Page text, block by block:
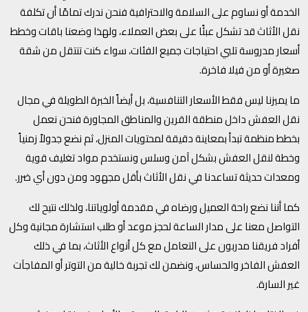
الخدمة أو نساوم على السلامة والاحترافية فنحن ندرك تمامًا أن تكلفة
نقل الأثاث قد تشكل عبئًا على بعض العملاء، ولهذا وضعنا باقات وخطط
أسعار مدروسة تلبي احتياجات جميع الفئات، سواء كنت تنتقل من شقة
صغيرة أو من فيلا فاخرة.
ما يميزنا ليس فقط الأسعار التنافسية، بل أيضاً الخبرة الطويلة في مجال
نقل العفش داخل منطقة القرين والمناطق المجاورة فنحن نعمل
بخطط منظمة تبدأ بمعاينة دقيقة لمحتويات المنزل، ثم نضع جدولاً زمنياً
وخطة لنقل العفش بشكل آمن وسلس ونستخدم مواد تغليف قوية
ومعدات حديثة تساعدنا في نقل الأثاث بأقل مجهود ومن دون أي ضرر.
كما أننا نضع راحة العميل ورضاه في مقدمة أولوياتنا، ولذلك نتيح لك
التواصل معنا على مدار الساعة لحجز موعد أو طلب استشارة مجانية وكل
أفراد فريقنا مدربون على التعامل مع كل أنواع الأثاث، بما في ذلك
العفش الفاخر والحساس، ونضمن لك تجربة خالية من التوتر أو المفاجآت
غير السارة.